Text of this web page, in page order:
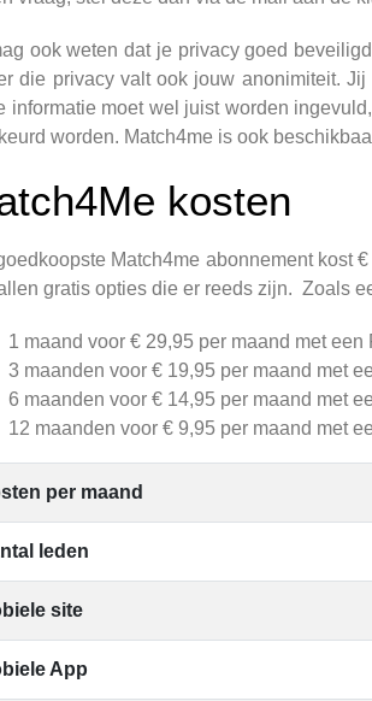
ook weten dat je privacy goed
die privacy valt ook jouw anonimiteit.
informatie moet wel juist worden
worden. Match4me is ook
kosten
Match4me abonnement kost
gratis opties die er reeds zijn. Zoals
1 maand voor € 29,95 per maand met
3 maanden voor € 19,95 per maand met
6 maanden voor € 14,95 per maand met
12 maanden voor € 9,95 per maand met
per maand
leden
site
App